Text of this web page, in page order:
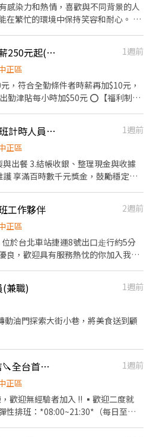
擁有感染力和熱情，喜歡與不同背景的人
在繁忙的環境中保持笑容和耐心。 💛
用餐環境。 🍦專業介紹餐點，同時善
班時間/休假制度✨】 🕛
性排班，工作時間面試詳洽） 【✨
（視工作表現考核調整時薪） 💙
【すき家 SUKIYA】★時薪250元起(含全勤)★東門店
1週前
正區
，符合全勤條件者時薪再加$10元，
每小時加$50元 ⭕【福利制
》:餐點製
》:接待服務顧客、收銀結帳、環境
美食-牛丼/咖哩，並以舒適衛生的用
平實親民的誠懇價格，強調食品安
青山-光華三創徵早班/晚班計時人員青茶專業製作
1週前
正區
出餐 3.結帳收銀、整理現金與收據
定出
工作夥伴
2週前
正區
於台北車站捷運8號出口歨行約5分
良，歡迎具有服務熱忱的你加入我們
銀結帳服務 6.可配合彈性排班，每周
作超過6個月 員工福利 1.獎
2.保險：符合勞基法相關規定、意外
餐、尾牙餐會及抽獎
(兼職)
1週前
動油門探索大街小巷，將美食送到顧
🍣🐟壽司郎TOGO外帶店🔪全台首間🙌晚班兼職👁️看這邊🙌週末240元🙌平日220元
1週前
正區
歡迎無經驗者加入 !! ▪歡迎二度就
性排班：*08:00~21:30*（每日至少